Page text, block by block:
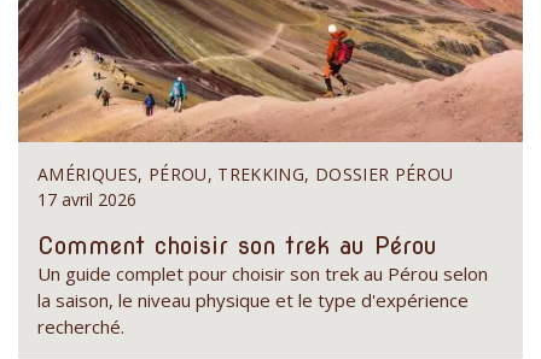
AMÉRIQUES, PÉROU, TREKKING, DOSSIER PÉROU
17 avril 2026
Comment choisir son trek au Pérou
Un guide complet pour choisir son trek au Pérou selon
la saison, le niveau physique et le type d'expérience
recherché.